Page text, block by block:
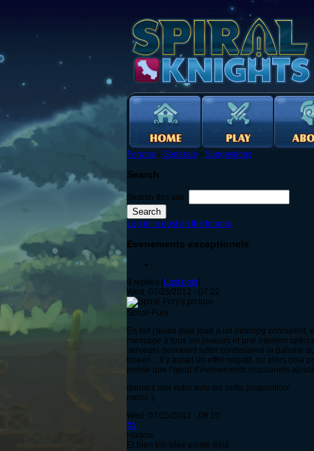
Forums › Générale › Suggestions
Search
Search this site:
Log in to post on the forums
Evenements exceptionels
9 replies [Last post]
Wed, 07/25/2012 - 07:22
Spiral-Fury
En fait j'avais deja joué a un mmorpg
message a tous les joueurs et une mission
serveurs devraient lutter contre(ainsi la bataille
beeen... Il y aurait un effet négatif. ou alors cela
pense que l'ajout d'évenements ocasionels
donnez moi votre avis sur cette proposition!
merci :)
Wed, 07/25/2012 - 08:10
#1
Hadow
Et bien ton idée existe déjà